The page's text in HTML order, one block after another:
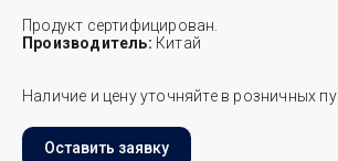
Продукт сертифицирован.
Производитель: Китай
Наличие и цену уточняйте в розничных
Оставить заявку